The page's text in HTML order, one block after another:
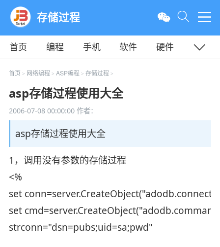
存储过程
首页 编程 手机 软件
硬件
教程
平面 服务器
首页 > 网络编程 > ASP编程 > 存储过程 >
asp存储过程使用大全
2006-07-08 00:00:00作者：
asp存储过程使用大全
1，调用没有参数的存储过程
<%
set
set
strconn="dsn=pubs;uid=sa;pwd"